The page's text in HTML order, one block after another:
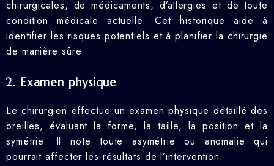
chirurgicales, de médicaments, d’allergies et de toute
condition médicale actuelle. Cet historique aide à
identifier les risques potentiels et à planifier la chirurgie
de manière sûre.
2. Examen physique
Le chirurgien effectue un examen physique détaillé des
oreilles, évaluant la forme, la taille, la position et la
symétrie. Il note toute asymétrie ou anomalie qui
pourrait affecter les résultats de l’intervention.